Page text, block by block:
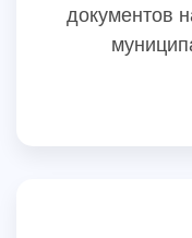
документов